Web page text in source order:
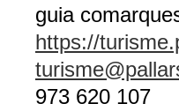
guia
https://
973 620 107